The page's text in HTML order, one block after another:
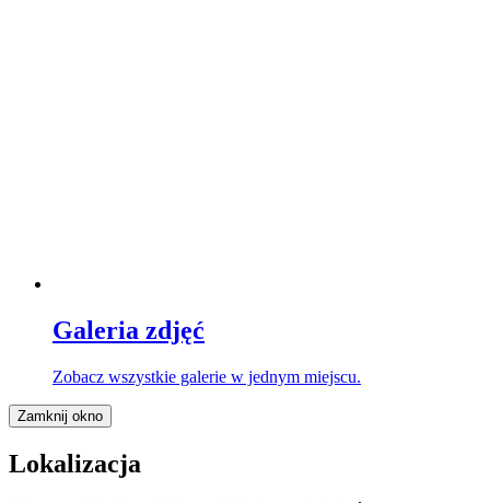
Galeria zdjęć
Zobacz wszystkie galerie w jednym miejscu.
Zamknij okno
Lokalizacja